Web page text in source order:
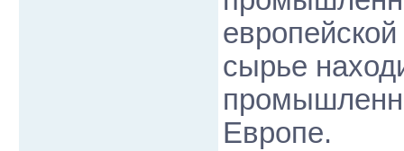
сырье
Европе.